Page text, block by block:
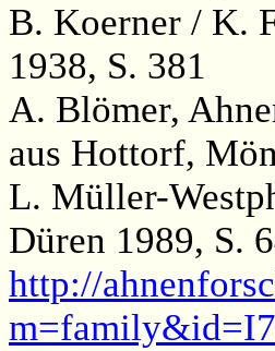
B. Koerner / K.
1938, S. 381
A. Blömer,
aus Hottorf,
L. Müller-
Düren 1989, S.
http://